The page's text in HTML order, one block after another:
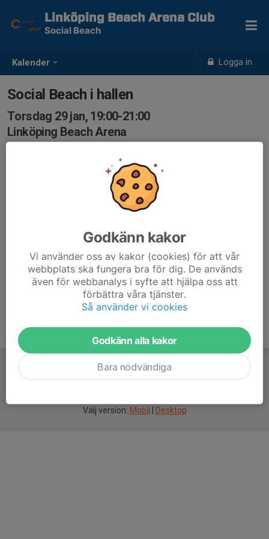
Kalender Logga in
Linköping Beach Arena Club
Social Beach
Social Beach i hallen
Torsdag 29 jan, 19:00-21:00
Linköping Beach Arena
Vi har två planer och begränsat antal deltagare till 16.
Välj version: Mobil Desktop
Godkänn kakor
Vi använder oss av kakor (cookies) för att vår
webbplats ska fungera bra för dig. De används
även för webbanalys i syfte att hjälpa oss att
förbättra våra tjänster.
Så använder vi cookies
Godkänn alla kakor
Bara nödvändiga